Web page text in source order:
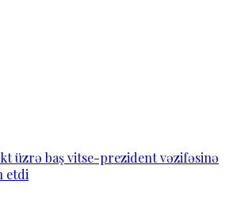
üzrə baş vitse-prezident vəzifəsinə
etdi